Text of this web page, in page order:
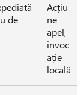
de
Acțiu
ne
apel,
invoc
ație
locală